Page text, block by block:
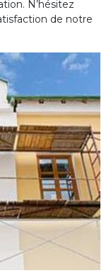
N’hésitez
de notre